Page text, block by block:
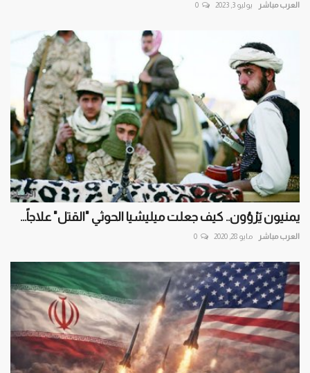
العرب مباشر يوليو 3, 2023 0
يمنيون يَرْوُون.. كيف جعلت ميليشيا الحوثي "القتل" علاجاً...
العرب مباشر مايو 28, 2020 0